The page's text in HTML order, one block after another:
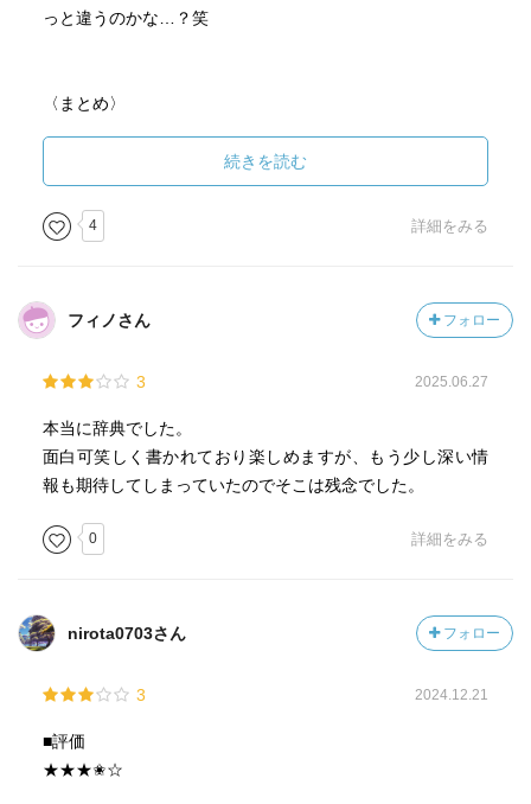
っと違うのかな…？笑
〈まとめ〉
・サウナ・スパ等の温浴施設でお客様に対応する全従業員
・サウナ・スパ等、温浴や健康に興味・関心のある一般ユ
ーザー
向けの資格
8、入浴の効果
①温熱作用
③浮力作用
9、入浴の温度
ぬるい、副交感神経優位でリラックスできる
12.入浴法
夜、ぬるめの半身浴で交感神経優位にして寝る（水風呂は
やはり逆効果っぽい、寝れない人の話も聞いたことある
15、しっとり肌になる理由
続きを読む
4 詳細をみる
フィノさん フォロー
3 2025.06.27
本当に辞典でした。
面白可笑しく書かれており楽しめますが、もう少し深い情
報も期待してしまっていたのでそこは残念でした。
0 詳細をみる
nirota0703さん フォロー
3 2024.12.21
■評価
★★★✬☆